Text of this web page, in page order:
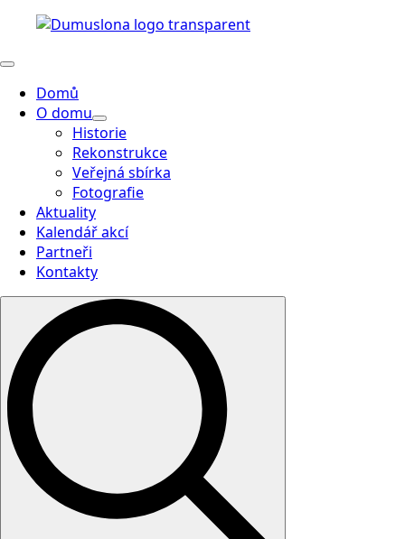
Domů
O domu
Historie
Rekonstrukce
Veřejná sbírka
Fotografie
Aktuality
Kalendář akcí
Partneři
Kontakty